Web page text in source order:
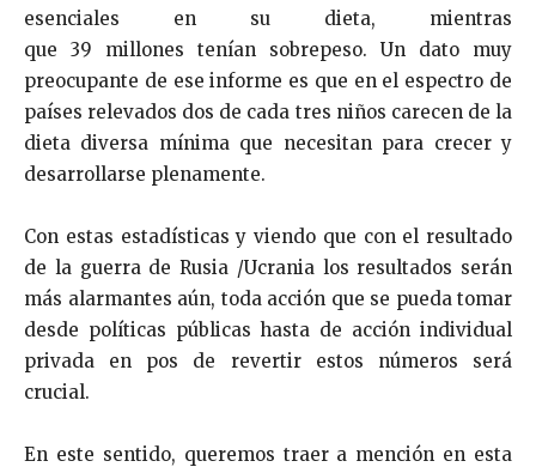
esenciales en su dieta, mientras
que 39 millones tenían sobrepeso. Un dato muy
preocupante de ese informe es que en el espectro de
países relevados dos de cada tres niños carecen de la
dieta diversa mínima que necesitan para crecer y
desarrollarse plenamente.
Con estas estadísticas y viendo que con el resultado
de la guerra de Rusia /Ucrania los resultados serán
más alarmantes aún, toda acción que se pueda tomar
desde políticas públicas hasta de acción individual
privada en pos de revertir estos números será
crucial.
En este sentido, queremos traer a mención en esta